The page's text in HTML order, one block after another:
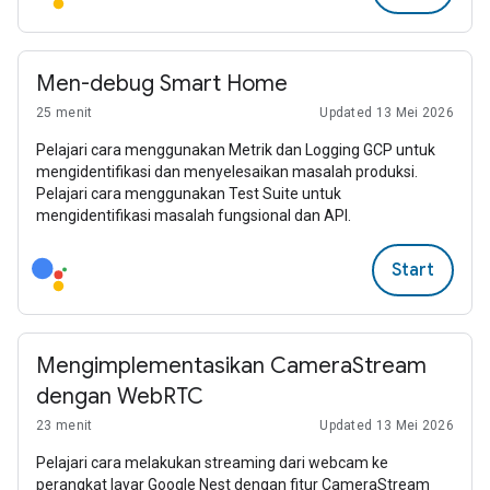
Men-debug Smart Home
25 menit Updated 13 Mei 2026
Pelajari cara menggunakan Metrik dan Logging GCP untuk
mengidentifikasi dan menyelesaikan masalah produksi.
Pelajari cara menggunakan Test Suite untuk
mengidentifikasi masalah fungsional dan API.
Start
Mengimplementasikan CameraStream
dengan WebRTC
23 menit Updated 13 Mei 2026
Pelajari cara melakukan streaming dari webcam ke
perangkat layar Google Nest dengan fitur CameraStream